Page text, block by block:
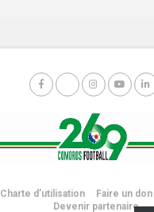
Charte d’utilisation Faire un don
Devenir partenaire